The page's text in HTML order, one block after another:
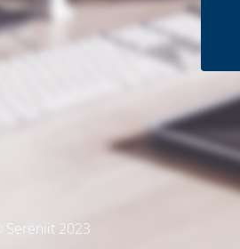
© Sereniit 2023